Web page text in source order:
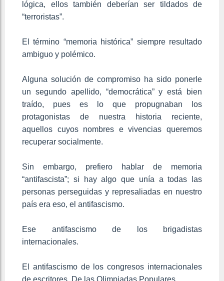
lógica, ellos también deberían ser tildados de
“terroristas”.
El término “memoria histórica” siempre resultado
ambiguo y polémico.
Alguna solución de compromiso ha sido ponerle
un segundo apellido, “democrática” y está bien
traído, pues es lo que propugnaban los
protagonistas de nuestra historia reciente,
aquellos cuyos nombres e vivencias queremos
recuperar socialmente.
Sin embargo, prefiero hablar de memoria
“antifascista”; si hay algo que unía a todas las
personas perseguidas y represaliadas en nuestro
país era eso, el antifascismo.
Ese antifascismo de los brigadistas
internacionales.
El antifascismo de los congresos internacionales